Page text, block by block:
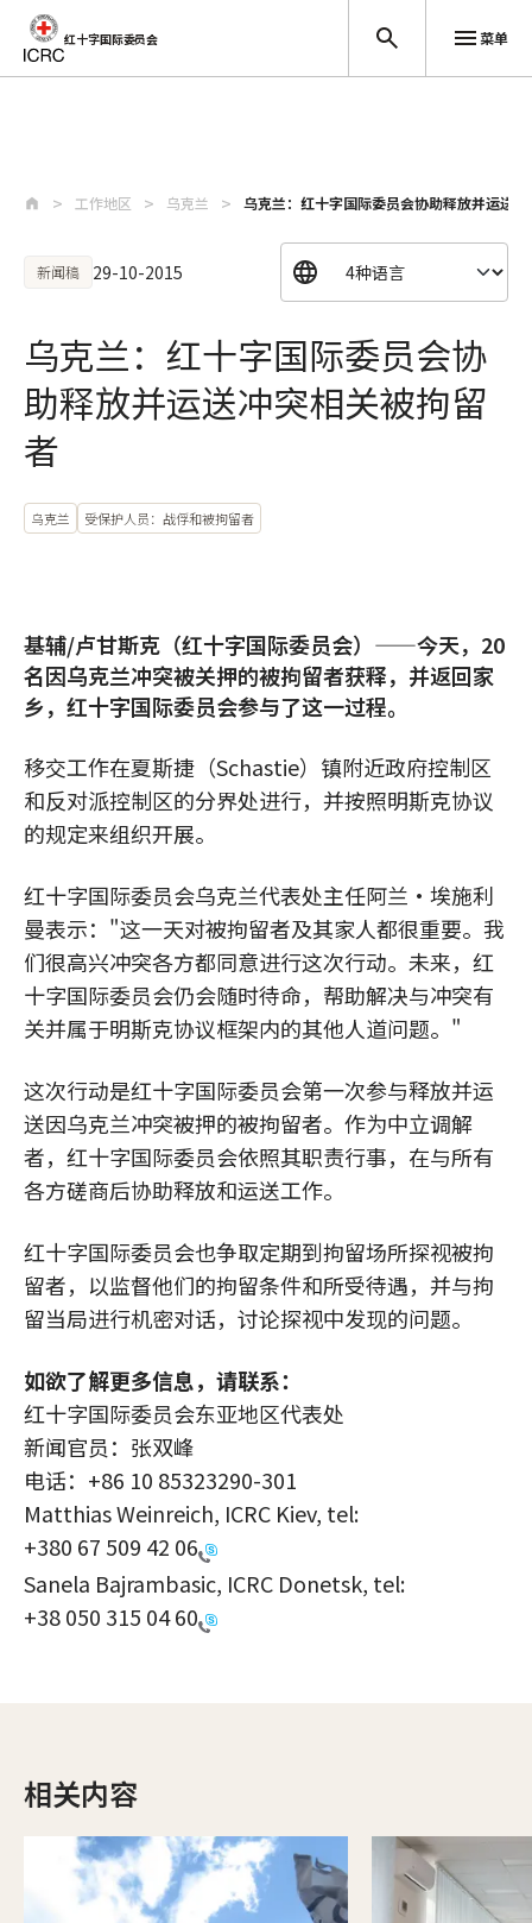
红十字国际委员会 菜单
工作地区 乌克兰 乌克兰：红十字国际委员会协助释放并运送
新闻稿 29-10-2015
乌克兰：红十字国际委员会协
助释放并运送冲突相关被拘留
者
乌克兰 受保护人员：战俘和被拘留者
基辅/卢甘斯克（红十字国际委员会）——今天，20
名因乌克兰冲突被关押的被拘留者获释，并返回家
乡，红十字国际委员会参与了这一过程。
移交工作在夏斯捷（Schastie）镇附近政府控制区
和反对派控制区的分界处进行，并按照明斯克协议
的规定来组织开展。
红十字国际委员会乌克兰代表处主任阿兰·埃施利
曼表示："这一天对被拘留者及其家人都很重要。我
们很高兴冲突各方都同意进行这次行动。未来，红
十字国际委员会仍会随时待命，帮助解决与冲突有
关并属于明斯克协议框架内的其他人道问题。"
这次行动是红十字国际委员会第一次参与释放并运
送因乌克兰冲突被押的被拘留者。作为中立调解
者，红十字国际委员会依照其职责行事，在与所有
各方磋商后协助释放和运送工作。
红十字国际委员会也争取定期到拘留场所探视被拘
留者，以监督他们的拘留条件和所受待遇，并与拘
留当局进行机密对话，讨论探视中发现的问题。
如欲了解更多信息，请联系：
红十字国际委员会东亚地区代表处
新闻官员：张双峰
电话：+86 10 85323290-301
Matthias Weinreich, ICRC Kiev, tel:
+380 67 509 42 06
Sanela Bajrambasic, ICRC Donetsk, tel:
+38 050 315 04 60
相关内容